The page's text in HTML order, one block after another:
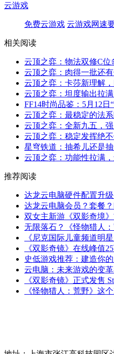
云游戏
免费云游戏 云游戏网速
相关阅读
云顶之弈：物法双修C位
云顶之弈：肉得一批还
云顶之弈：卡莎新理解
云顶之弈：坦度输出拉
FF14时尚品鉴：5月12日
云顶之弈：最稳定的法
云顶之弈：全新九五，
云顶之弈：稳定发挥绝
星穹铁道：抽希儿还是抽
云顶之弈：功能性拉满
推荐阅读
达龙云电脑硬件配置升
达龙云电脑会员？套餐
双女主新游《双影奇境
无限落石？《怪物猎人
《尼克国际儿童频道明
《双影奇镜》在线峰值
史低游戏推荐：建造你
云电脑：未来游戏的变
《双影奇镜》正式发售
《怪物猎人：荒野》这